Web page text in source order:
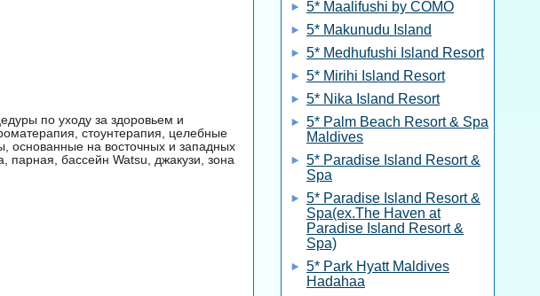
по уходу за здоровьем и
стоунтерапия, целебные
основанные на восточных и западных
парная, бассейн Watsu, джакузи, зона
5* Maalifushi by COMO
5* Makunudu Island
5* Medhufushi Island Resort
5* Mirihi Island Resort
5* Nika Island Resort
5* Palm Beach Resort & Spa
Maldives
5* Paradise Island Resort &
Spa
5* Paradise Island Resort &
Spa(ex.The Haven at
Paradise Island Resort &
Spa)
5* Park Hyatt Maldives
Hadahaa